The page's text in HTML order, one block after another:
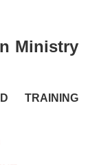
Ministry
TRAINING